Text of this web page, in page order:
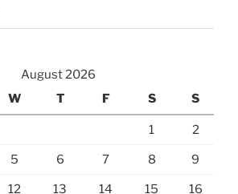
August 2026
W T F S S
1 2
5 6 7 8 9
12 13 14 15 16